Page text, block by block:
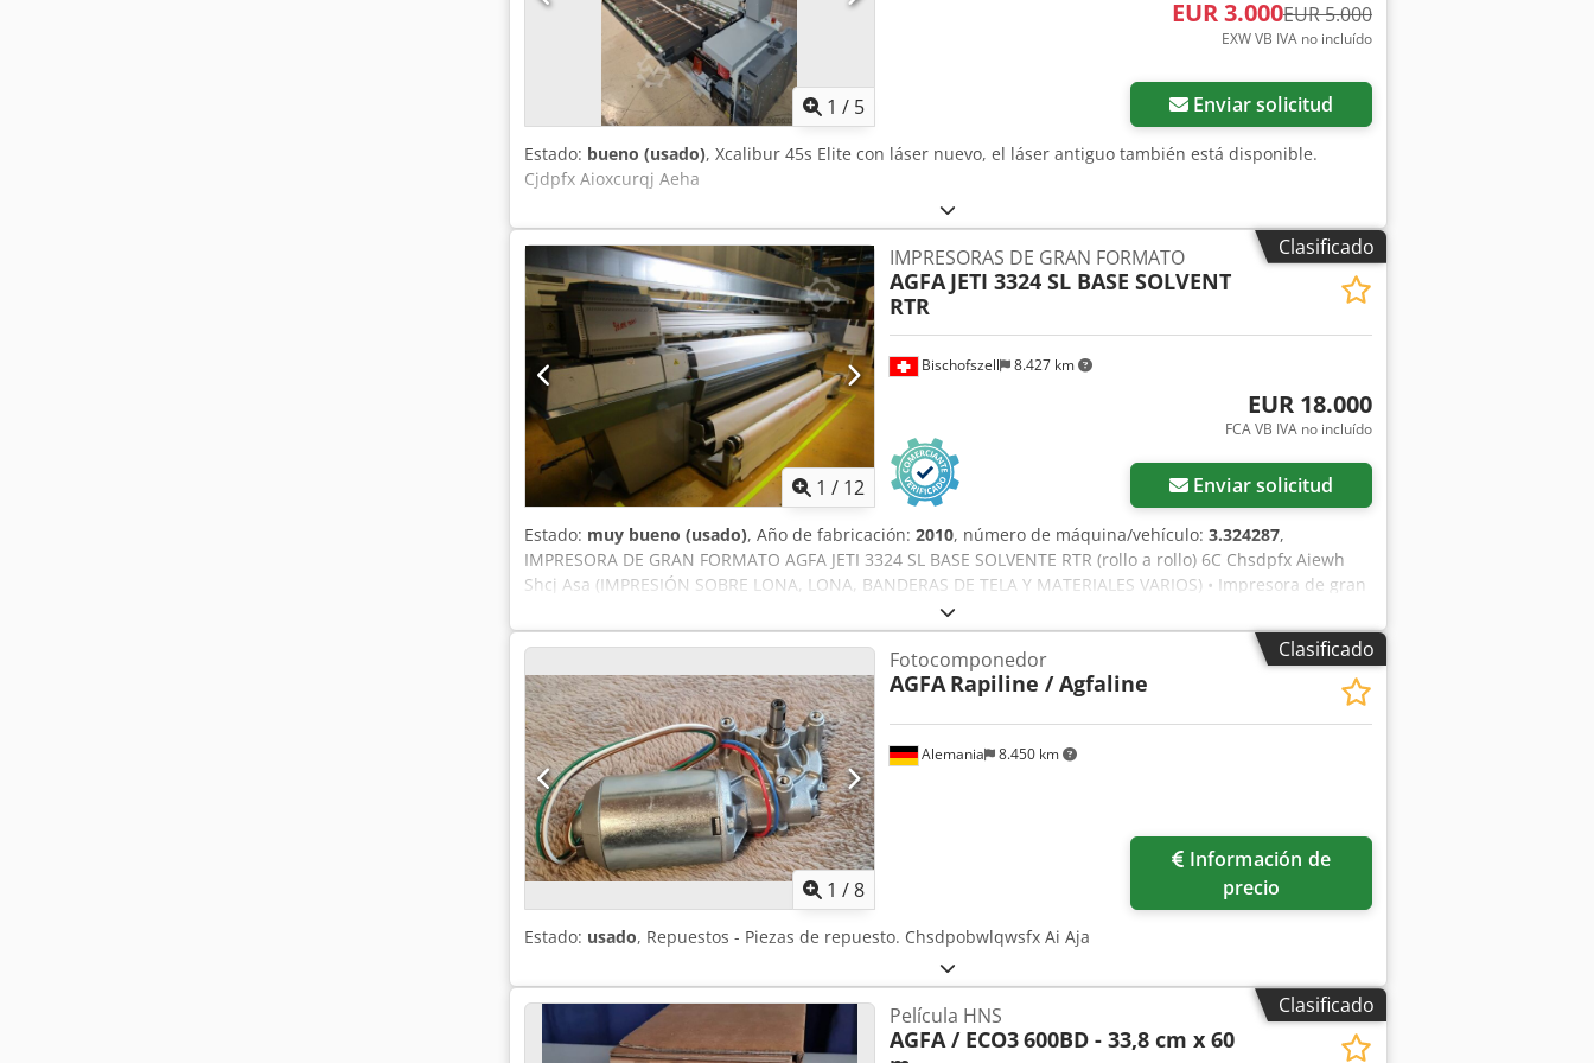
1 / 5
EUR 3.000EUR 5.000
EXW VB IVA no incluído
Enviar solicitud
Estado: bueno (usado), Xcalibur 45s Elite con láser nuevo, el láser antiguo también está disponible.
Cjdpfx Aioxcurqj Aeha
Clasificado
1 / 12
Bischofszell 8.427 km
IMPRESORAS DE GRAN FORMATO
AGFA JETI 3324 SL BASE SOLVENT
RTR
EUR 18.000
FCA VB IVA no incluído
Enviar solicitud
Estado: muy bueno (usado), Año de fabricación: 2010, número de máquina/vehículo: 3.324287,
IMPRESORA DE GRAN FORMATO AGFA JETI 3324 SL BASE SOLVENTE RTR (rollo a rollo) 6C Chsdpfx Aiewh
Shcj Asa (IMPRESIÓN SOBRE LONA, LONA, BANDERAS DE TELA Y MATERIALES VARIOS) • Impresora de gran
formato con tinta solvente • Tinta a base de solvente: 6 colores (4CMYK + 2CM claro) • Ancho de impresión:
3,2 M (3200 mm) • 24 cabezales de impresión piezoeléctricos Spectra de alto rendimiento • 600 dpi
(impresión a doble cara) • Máx. Peso del rollo hasta 230 kg • Hasta 64 m2/h • RIP del software Jeti
(E9YC4000) Equipamiento / más información: • Unidad de rebobinado del portador: Disolvente Jeti 3M
(E9WF2000) • Unidad de calefacción retro (E9ZZL000) • Cabezal Jeti Spectra 24 SL PH 3324 (E91UE000) •
Cargador de vinilo (E9WKB000) • Conjunto de rodillo de vinilo (E9ZUA000) • Kit de repuestos para Jeti 3324
(E9V4C000) • Cámara retroiluminada (E9Z2P) • Juego completo de filtros nuevos (12 piezas) • 10 metros de
mangueras nuevas también incluidas • Tres juegos de conectores nuevos • Dispositivo de limpieza
original para el sistema de tinta de la máquina. Incluye campana extractora en toda la máquina.
Clasificado
1 /8
Alemania 8.450 km
Fotocomponedor
AGFA Rapiline / Agfaline
precio
Estado: usado, Repuestos - Piezas de repuesto. Chsdpobwlqwsfx Ai Aja
Clasificado
Película HNS
AGFA / ECO3600BD - 33,8 cm x 60